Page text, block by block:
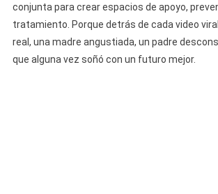
conjunta para crear espacios de apoyo,
tratamiento. Porque detrás de cada video
real, una madre angustiada, un padre
que alguna vez soñó con un futuro mejor.